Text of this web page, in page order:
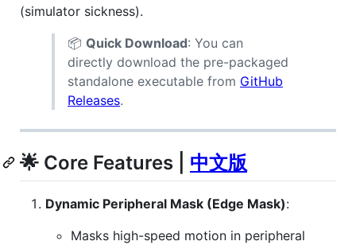
(simulator sickness).
📦 Quick Download: You can
directly download the pre-packaged
standalone executable from GitHub
Releases.
🌟 Core Features | 中文版
Dynamic Peripheral Mask (Edge Mask):
Masks high-speed motion in peripheral